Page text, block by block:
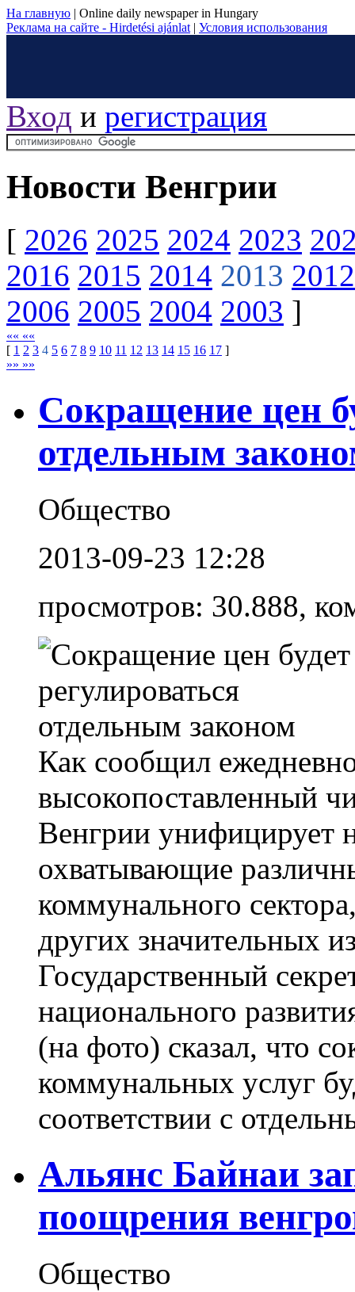
На главную | Online daily newspaper in Hungary
Реклама на сайте - Hirdetési ajánlat | Условия использования
Вход и регистрация
Новости Венгрии
[ 2026 2025 2024 2023
2016 2015 2014 2013 2012
2006 2005 2004 2003 ]
«« ««
[ 1 2 3 4 5 6 7 8 9 10 11 12 13 14 15 16 17 ]
»» »»
Сокращение цен
отдельным
Общество
2013-09-23 12:28
просмотров: 30.888,
Как сообщил
высокопоставленный
Венгрии унифицирует
охватывающие
коммунального
других значительных
Государственный
национального
(на фото) сказал, что
коммунальных услуг
соответствии с
Альянс Байнаи
поощрения
Общество